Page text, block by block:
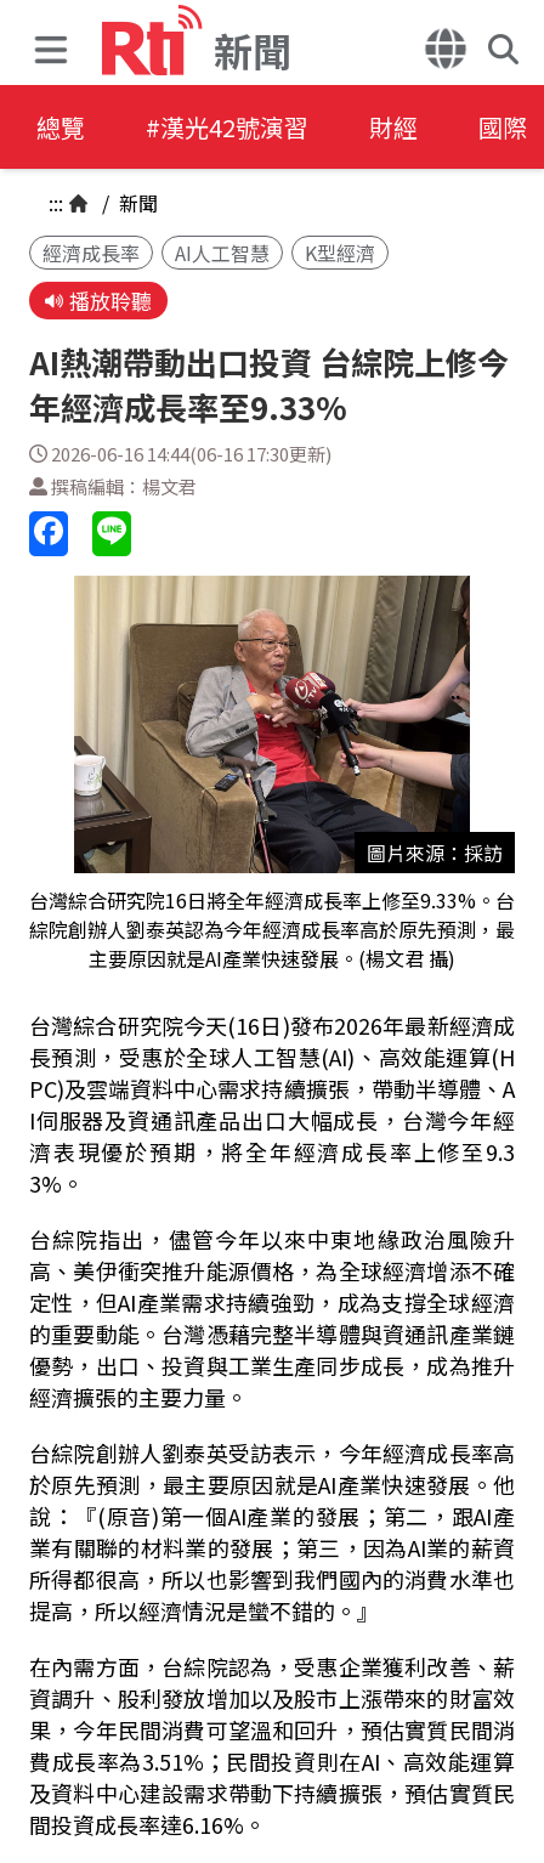
新聞
總覽 #漢光42號演習 財經 國際
::: / 新聞
經濟成長率
AI人工智慧 K型經濟
播放聆聽
AI熱潮帶動出口投資 台綜院上修今
年經濟成長率至9.33%
2026-06-16 14:44(06-16 17:30更新)
撰稿編輯：楊文君
圖片來源：採訪
台灣綜合研究院16日將全年經濟成長率上修至9.33%。台
綜院創辦人劉泰英認為今年經濟成長率高於原先預測，最
主要原因就是AI產業快速發展。(楊文君 攝)
台灣綜合研究院今天(16日)發布2026年最新經濟成
長預測，受惠於全球人工智慧(AI)、高效能運算(H
PC)及雲端資料中心需求持續擴張，帶動半導體、A
I伺服器及資通訊產品出口大幅成長，台灣今年經
濟表現優於預期，將全年經濟成長率上修至9.3
3%。
台綜院指出，儘管今年以來中東地緣政治風險升
高、美伊衝突推升能源價格，為全球經濟增添不確
定性，但AI產業需求持續強勁，成為支撐全球經濟
的重要動能。台灣憑藉完整半導體與資通訊產業鏈
優勢，出口、投資與工業生產同步成長，成為推升
經濟擴張的主要力量。
台綜院創辦人劉泰英受訪表示，今年經濟成長率高
於原先預測，最主要原因就是AI產業快速發展。他
說：『(原音)第一個AI產業的發展；第二，跟AI產
業有關聯的材料業的發展；第三，因為AI業的薪資
所得都很高，所以也影響到我們國內的消費水準也
提高，所以經濟情況是蠻不錯的。』
在內需方面，台綜院認為，受惠企業獲利改善、薪
資調升、股利發放增加以及股市上漲帶來的財富效
果，今年民間消費可望溫和回升，預估實質民間消
費成長率為3.51%；民間投資則在AI、高效能運算
及資料中心建設需求帶動下持續擴張，預估實質民
間投資成長率達6.16%。